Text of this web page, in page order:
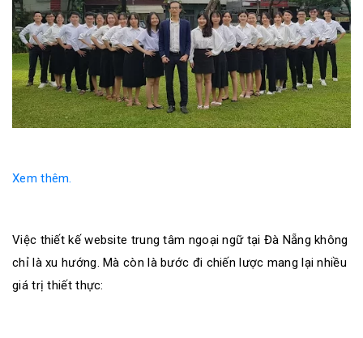
Xem thêm.
Việc thiết kế website trung tâm ngoại ngữ tại Đà Nẵng không
chỉ là xu hướng. Mà còn là bước đi chiến lược mang lại nhiều
giá trị thiết thực: